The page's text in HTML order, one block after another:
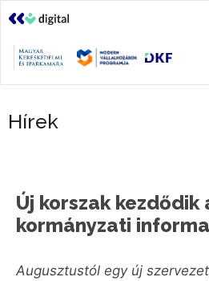
Hírek
Új korszak kezdődik
kormányzati
Augusztustól egy új